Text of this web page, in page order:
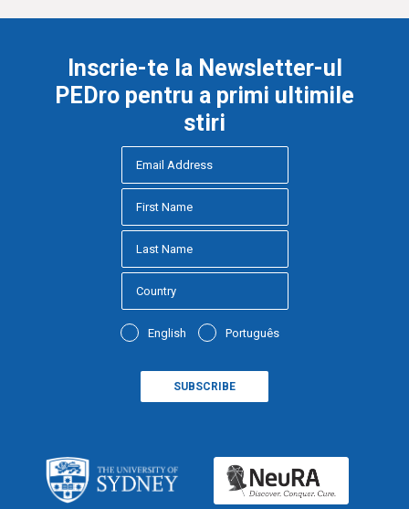
Inscrie-te la Newsletter-ul
PEDro pentru a primi ultimile
stiri
English Português